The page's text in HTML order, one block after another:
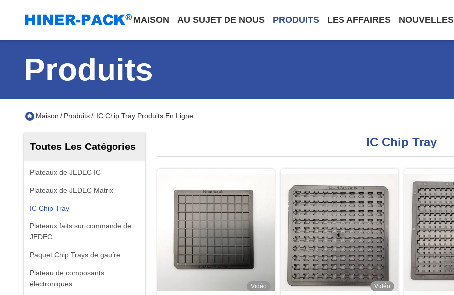
MAISON AU SUJET DE NOUS PRODUITS LES AFFAIRES NOUVELLES
Produits
Maison / Produits/ IC Chip Tray Produits En Ligne
Toutes Les Catégories
Plateaux de JEDEC IC
Plateaux de JEDEC Matrix
IC Chip Tray
Plateaux faits sur commande de
JEDEC
Paquet Chip Trays de gaufre
Plateau de composants
électroniques
IC Chip Tray
Vidéo Vidéo